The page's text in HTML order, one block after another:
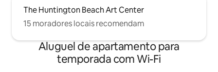
The Huntington Beach Art Center
15 moradores locais recomendam
Aluguel de apartamento para
temporada com Wi-Fi